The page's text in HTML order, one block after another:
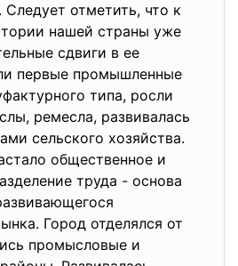
отметить, что к
нашей страны уже
сдвиги в ее
первые промышленные
типа, росли
ремесла, развивалась
сельского хозяйства.
общественное и
труда - основа
Город отделялся от
промысловые и